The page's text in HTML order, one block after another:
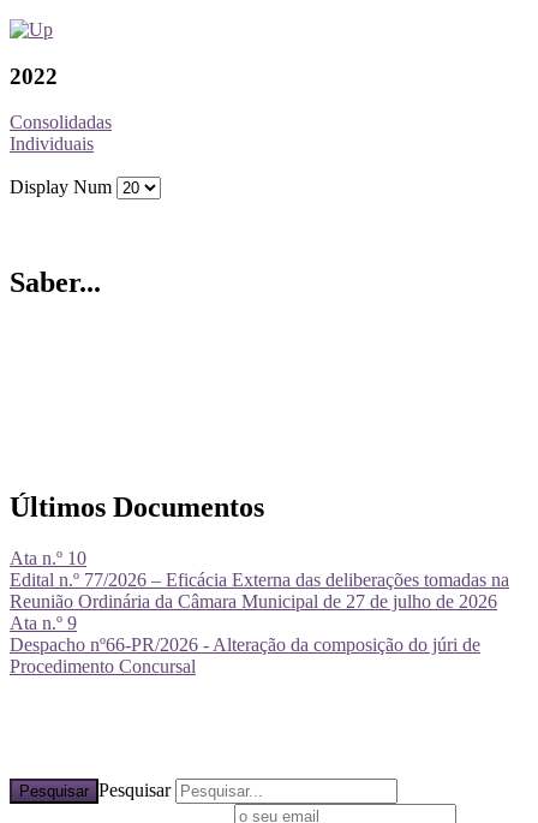
2022
Consolidadas
Individuais
Display Num
Saber...
Últimos Documentos
Ata n.º 10
Edital n.º 77/2026 – Eficácia Externa das deliberações tomadas na
Reunião Ordinária da Câmara Municipal de 27 de julho de 2026
Ata n.º 9
Despacho nº66-PR/2026 - Alteração da composição do júri de
Procedimento Concursal
Pesquisar Pesquisar